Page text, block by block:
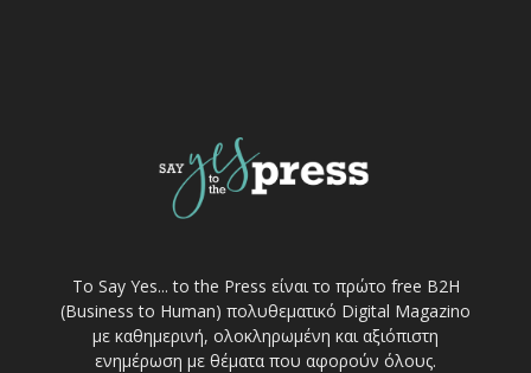
Το Say Yes... to the Press είναι το πρώτο free Β2Η
(Business to Human) πολυθεματικό Digital Magazino
με καθημερινή, ολοκληρωμένη και αξιόπιστη
ενημέρωση με θέματα που αφορούν όλους.